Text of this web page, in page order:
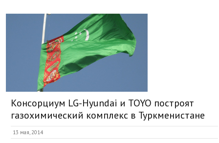
Консорциум LG-Hyundai и TOYO построят
газохимический комплекс в Туркменистане
13 мая, 2014